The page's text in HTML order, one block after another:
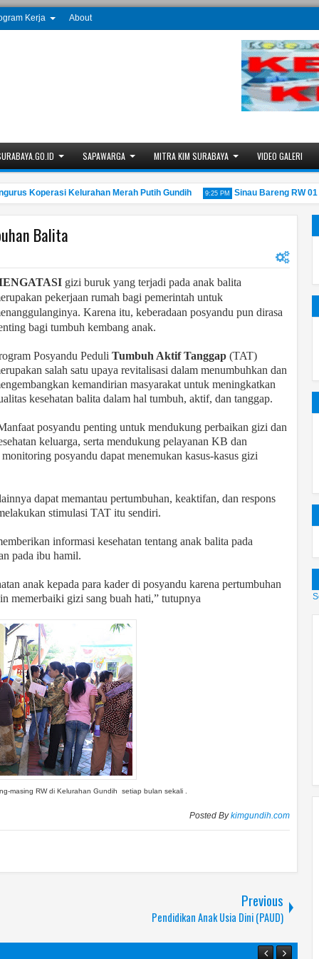
Kerja About
SAPAWARGA MITRA KIM SURABAYA VIDEO GALERI
Koperasi Kelurahan Merah Putih Gundih 9:25 PM Sinau Bareng RW 01
Balita
gizi buruk yang terjadi pada anak balita
pekerjaan rumah bagi pemerintah untuk
Karena itu, keberadaan posyandu pun dirasa
bagi tumbuh kembang anak.
Posyandu Peduli Tumbuh Aktif Tanggap (TAT)
salah satu upaya revitalisasi dalam menumbuhkan dan
kemandirian masyarakat untuk meningkatkan
kesehatan balita dalam hal tumbuh, aktif, dan tanggap.
posyandu penting untuk mendukung perbaikan gizi dan
keluarga, serta mendukung pelayanan KB dan
posyandu dapat menemukan kasus-kasus gizi
dapat memantau pertumbuhan, keaktifan, dan respons
stimulasi TAT itu sendiri.
informasi kesehatan tentang anak balita pada
pada ibu hamil.
anak kepada para kader di posyandu karena pertumbuhan
memerbaiki gizi sang buah hati,” tutupnya
masing RW di Kelurahan Gundih setiap bulan sekali .
Posted Bykimgundih.com
Previous
Pendidikan Anak Usia Dini (PAUD)